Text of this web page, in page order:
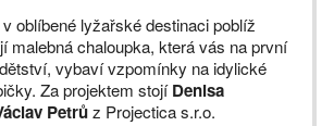
oblíbené lyžařské destinaci poblíž
malebná chaloupka, která vás na první
vybaví vzpomínky na idylické
Za projektem stojíDenisa
Petrůz Projectica s.r.o.